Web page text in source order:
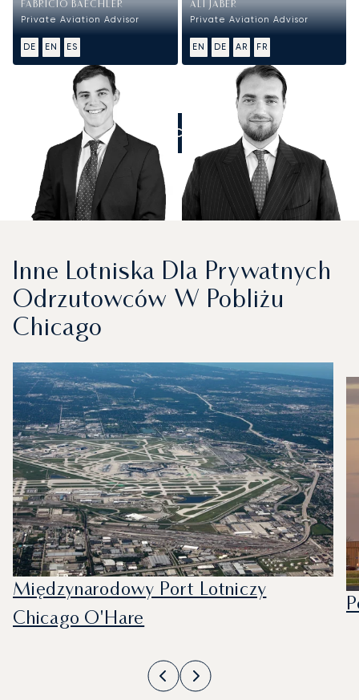
FABRICIO BAECHLER
Private Aviation Advisor
DE EN ES
ALI JABER
Private Aviation Advisor
EN DE AR FR
ZADZWOŃCIE DO NAS
Inne Lotniska Dla Prywatnych
Odrzutowców W Pobliżu
Chicago
Międzynarodowy Port Lotniczy
Chicago O'Hare